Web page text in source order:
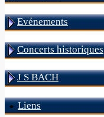
Evénements
Concerts historiques
J S BACH
Liens